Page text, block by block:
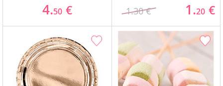
4.50 € 1.30 € 1.20 €